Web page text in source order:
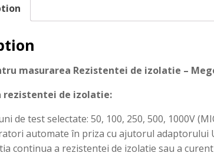
masurarea Rezistentei de izolatie –
rezistentei de izolatie:
de test selectate: 50, 100, 250, 500, 1000V
automate în priza cu ajutorul adaptorului
continua a rezistentei de izolatie sau a